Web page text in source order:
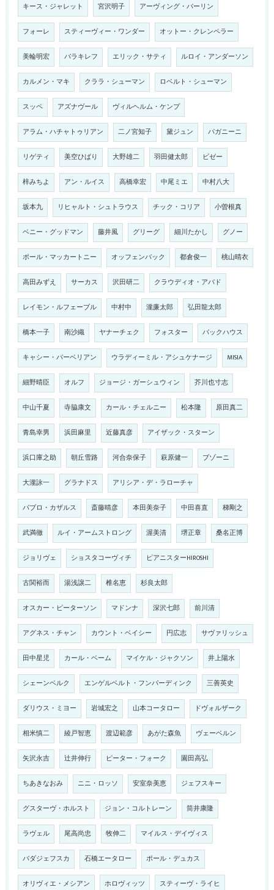
キース・ジャレット 宮沢明子 アーヴィング・バーリン
フォーレ スティーヴィー・ワンダー オットー・クレンペラー
美輪明宏 バラキレフ エリック・サティ ルロイ・アンダーソン
カルメン・マキ クララ・シューマン ロベルト・シューマン
スッペ アズナヴール ヴィルヘルム・ケンプ
アラム・ハチャトゥリアン 二ノ宮知子 黛ジュン パガニーニ
リゲティ 美空ひばり 大野雄二 羽田健太郎 ビゼー
梓みちよ アン・ルイス 高橋幸宏 中尾ミエ 中村八大
坂本九 リヒャルト・シュトラウス チック・コリア 小曽根真
ベニー・グッドマン 藤井風 グリーグ 細川たかし グノー
ポール・マッカートニー オッフェンバック 都倉俊一 桃山晴衣
高田みずえ サーカス 沢田研二 クラウディオ・アバド
レイモン・ルフェーブル 中村中 瀧廉太郎 弘田龍太郎
橋本一子 南沙織 ヤナーチェク フォスター バックハウス
キャシー・バーベリアン ウラディーミル・アシュケナージ MISIA
細野晴臣 オルフ ジョージ・ガーシュウィン 芥川也寸志
中山千夏 寺脇康文 カール・チェルニー 松本隆 原田真二
青島幸男 浜田麻里 近藤真彦 アイザック・スターン
浜口庫之助 朝丘雪路 河合奈保子 萩原健一 ブゾーニ
大瀧詠一 グラナドス アリシア・デ・ラローチャ
パブロ・カザルス 斎藤晴彦 本田美奈子 中田喜直 梯剛之
武満徹 ルイ・アームストロング 渥美清 堺正章 桑名正博
ジョリヴェ ショスタコーヴィチ ピアニスターHIROSHI
古関裕而 湯浅譲二 椎名恵 杉良太郎
オスカー・ピーターソン マドンナ 深沢七郎 前川清
アグネス・チャン カウント・ベイシー 円広志 サヴァリッシュ
田中星児 カール・ベーム マイケル・ジャクソン 井上陽水
シェーンベルク エンゲルベルト・フンパーディンク 三善英史
ダリウス・ミヨー 岩城宏之 山本コータロー ドヴォルザーク
相米慎二 綾戸智恵 渡辺範彦 あがた森魚 ヴェーベルン
矢沢永吉 辻井伸行 ピーター・フォーク 園田高弘
ちあきなおみ ニニ・ロッソ 安室奈美恵 ジェフスキー
グスターヴ・ホルスト ジョン・コルトレーン 筒井康隆
ラヴェル 尾高尚忠 牧伸二 マイルス・デイヴィス
バダジェフスカ 石橋エータロー ポール・デュカス
オリヴィエ・メシアン ホロヴィッツ スティーヴ・ライヒ